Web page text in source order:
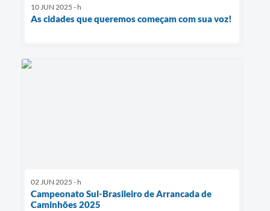
10 JUN 2025 - h
As cidades que queremos começam com sua voz!
02 JUN 2025 - h
Campeonato Sul-Brasileiro de Arrancada de
Caminhões 2025